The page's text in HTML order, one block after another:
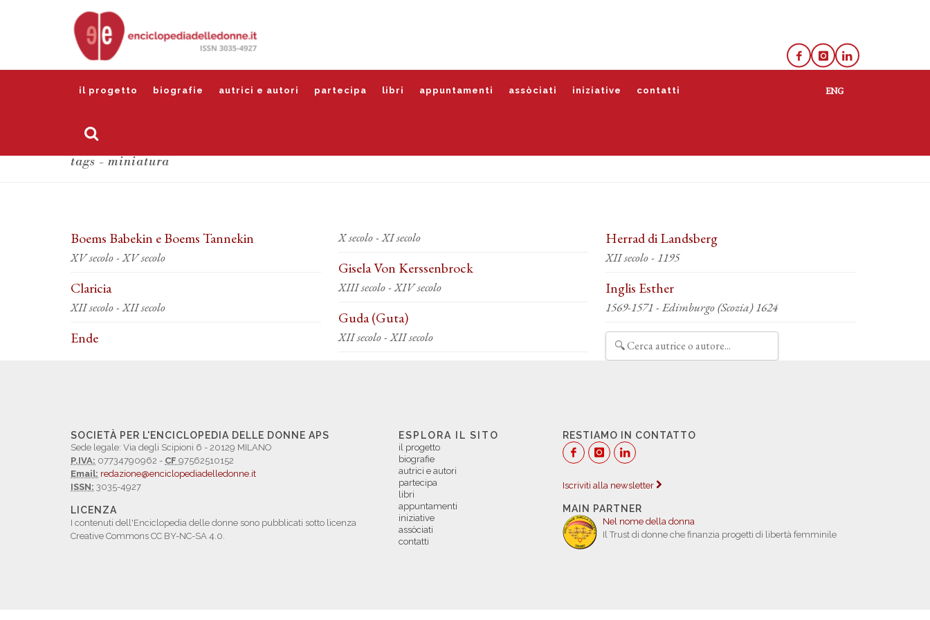
il progetto biografie autrici e autori partecipa libri appuntamenti assòciati iniziative contatti
tags - miniatura
Boems Babekin e Boems Tannekin
XV secolo - XV secolo
Claricia
XII secolo - XII secolo
Ende
X secolo - XI secolo
Gisela Von Kerssenbrock
XIII secolo - XIV secolo
Guda (Guta)
XII secolo - XII secolo
Herrad di Landsberg
XII secolo - 1195
Inglis Esther
1569-1571 - Edimburgo (Scozia) 1624
SOCIETÀ PER L'ENCICLOPEDIA DELLE DONNE APS
Sede legale: Via degli Scipioni 6 - 20129 MILANO
P.IVA: 07734790962 - CF 97562510152
Email: redazione@enciclopediadelledonne.it
ISSN: 3035-4927
LICENZA
I contenuti dell'Enciclopedia delle donne sono pubblicati sotto licenza
Creative Commons CC BY-NC-SA 4.0.
ESPLORA IL SITO
il progetto
biografie
autrici e autori
partecipa
libri
appuntamenti
iniziative
assòciati
contatti
RESTIAMO IN CONTATTO
Iscriviti alla newsletter
MAIN PARTNER
Nel nome della donna
Il Trust di donne che finanzia progetti di libertà femminile